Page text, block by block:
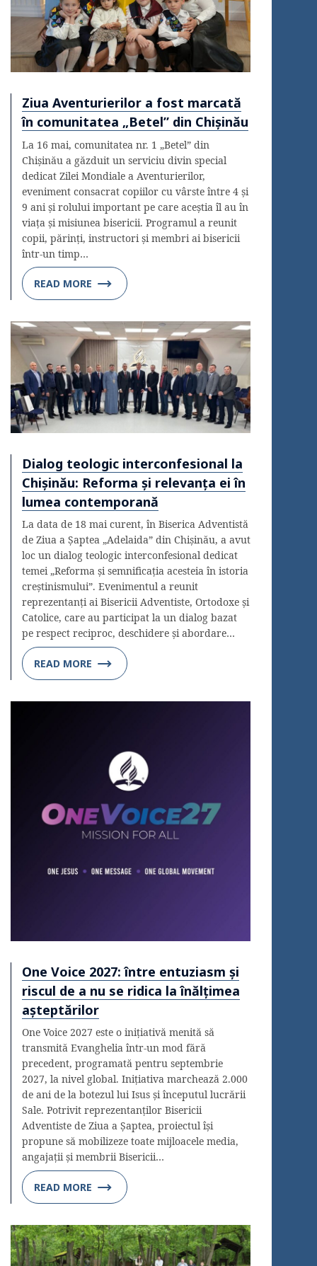
Ziua Aventurierilor a fost marcată
în comunitatea „Betel” din Chișinău
La 16 mai, comunitatea nr. 1 „Betel” din
Chișinău a găzduit un serviciu divin special
dedicat Zilei Mondiale a Aventurierilor,
eveniment consacrat copiilor cu vârste între 4 și
9 ani și rolului important pe care aceștia îl au în
viața și misiunea bisericii. Programul a reunit
copii, părinți, instructori și membri ai bisericii
într-un timp…
READ MORE
Dialog teologic interconfesional la
Chișinău: Reforma și relevanța ei în
lumea contemporană
La data de 18 mai curent, în Biserica Adventistă
de Ziua a Șaptea „Adelaida” din Chișinău, a avut
loc un dialog teologic interconfesional dedicat
temei „Reforma și semnificația acesteia în istoria
creștinismului”. Evenimentul a reunit
reprezentanți ai Bisericii Adventiste, Ortodoxe și
Catolice, care au participat la un dialog bazat
pe respect reciproc, deschidere și abordare…
READ MORE
One Voice 2027: între entuziasm și
riscul de a nu se ridica la înălțimea
așteptărilor
One Voice 2027 este o inițiativă menită să
transmită Evanghelia într-un mod fără
precedent, programată pentru septembrie
2027, la nivel global. Inițiativa marchează 2.000
de ani de la botezul lui Isus și începutul lucrării
Sale. Potrivit reprezentanților Bisericii
Adventiste de Ziua a Șaptea, proiectul își
propune să mobilizeze toate mijloacele media,
angajații și membrii Bisericii…
READ MORE